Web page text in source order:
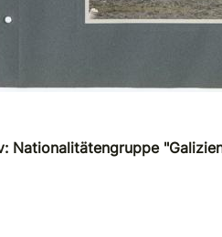
Nationalitätengruppe